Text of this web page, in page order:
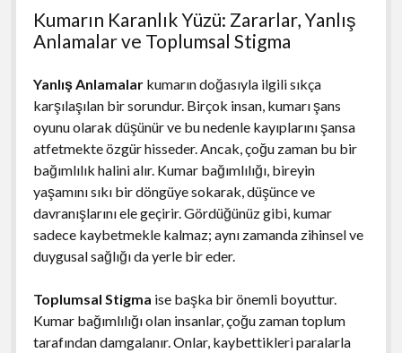
Kumarın Karanlık Yüzü: Zararlar, Yanlış
Anlamalar ve Toplumsal Stigma
Yanlış Anlamalarkumarın doğasıyla ilgili sıkça
karşılaşılan bir sorundur. Birçok insan, kumarı şans
oyunu olarak düşünür ve bu nedenle kayıplarını şansa
atfetmekte özgür hisseder. Ancak, çoğu zaman bu bir
bağımlılık halini alır. Kumar bağımlılığı, bireyin
yaşamını sıkı bir döngüye sokarak, düşünce ve
davranışlarını ele geçirir. Gördüğünüz gibi, kumar
sadece kaybetmekle kalmaz; aynı zamanda zihinsel ve
duygusal sağlığı da yerle bir eder.
Toplumsal Stigma ise başka bir önemli boyuttur.
Kumar bağımlılığı olan insanlar, çoğu zaman toplum
tarafından damgalanır. Onlar, kaybettikleri paralarla